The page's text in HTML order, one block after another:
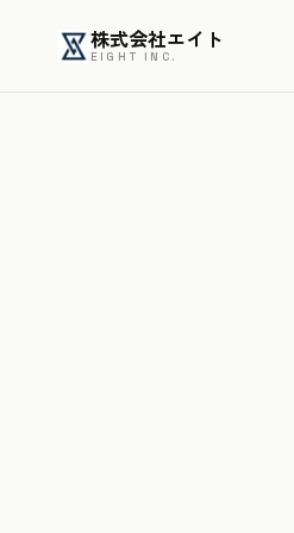
株式会社エイト
EIGHT INC.